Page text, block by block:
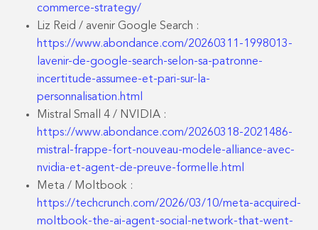
commerce-strategy/
Liz Reid / avenir Google Search :
https://www.abondance.com/20260311-1998013-
lavenir-de-google-search-selon-sa-patronne-
incertitude-assumee-et-pari-sur-la-
personnalisation.html
Mistral Small 4 / NVIDIA :
https://www.abondance.com/20260318-2021486-
mistral-frappe-fort-nouveau-modele-alliance-avec-
nvidia-et-agent-de-preuve-formelle.html
Meta / Moltbook :
https://techcrunch.com/2026/03/10/meta-acquired-
moltbook-the-ai-agent-social-network-that-went-